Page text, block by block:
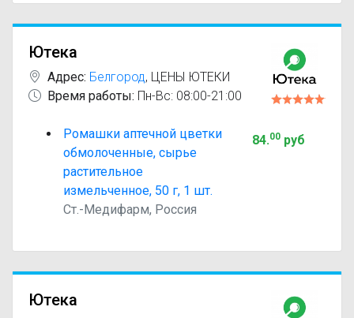
Ютека
Адрес: Белгород, ЦЕНЫ ЮТЕКИ
Время работы: Пн-Вс: 08:00-21:00
Ромашки аптечной цветки
обмолоченные, сырье
растительное
измельченное, 50 г, 1 шт.
Ст.-Медифарм, Россия
84.00руб
Ютека